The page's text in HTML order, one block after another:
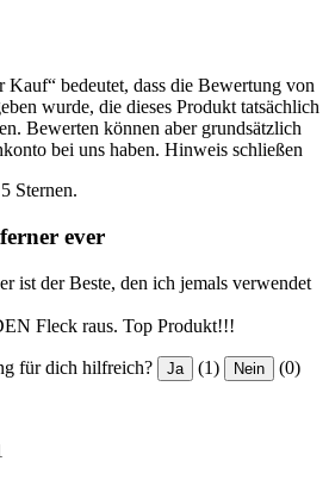
Kauf“ bedeutet, dass die Bewertung von
wurde, die dieses Produkt tatsächlich
Bewerten können aber grundsätzlich
bei uns haben. Hinweis schließen
Sternen.
ever
ist der Beste, den ich jemals verwendet
Fleck raus. Top Produkt!!!
für dich hilfreich? Ja (1) Nein (0)